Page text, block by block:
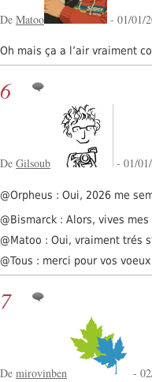
De Matoo - 01/01/
Oh mais ça a l’air vraiment
6
De Gilsoub - 01/
@Orpheus : Oui, 2026 me
@Bismarck : Alors, vives mes
@Matoo : Oui, vraiment trés
@Tous : merci pour vos voeux
7
De mirovinben -